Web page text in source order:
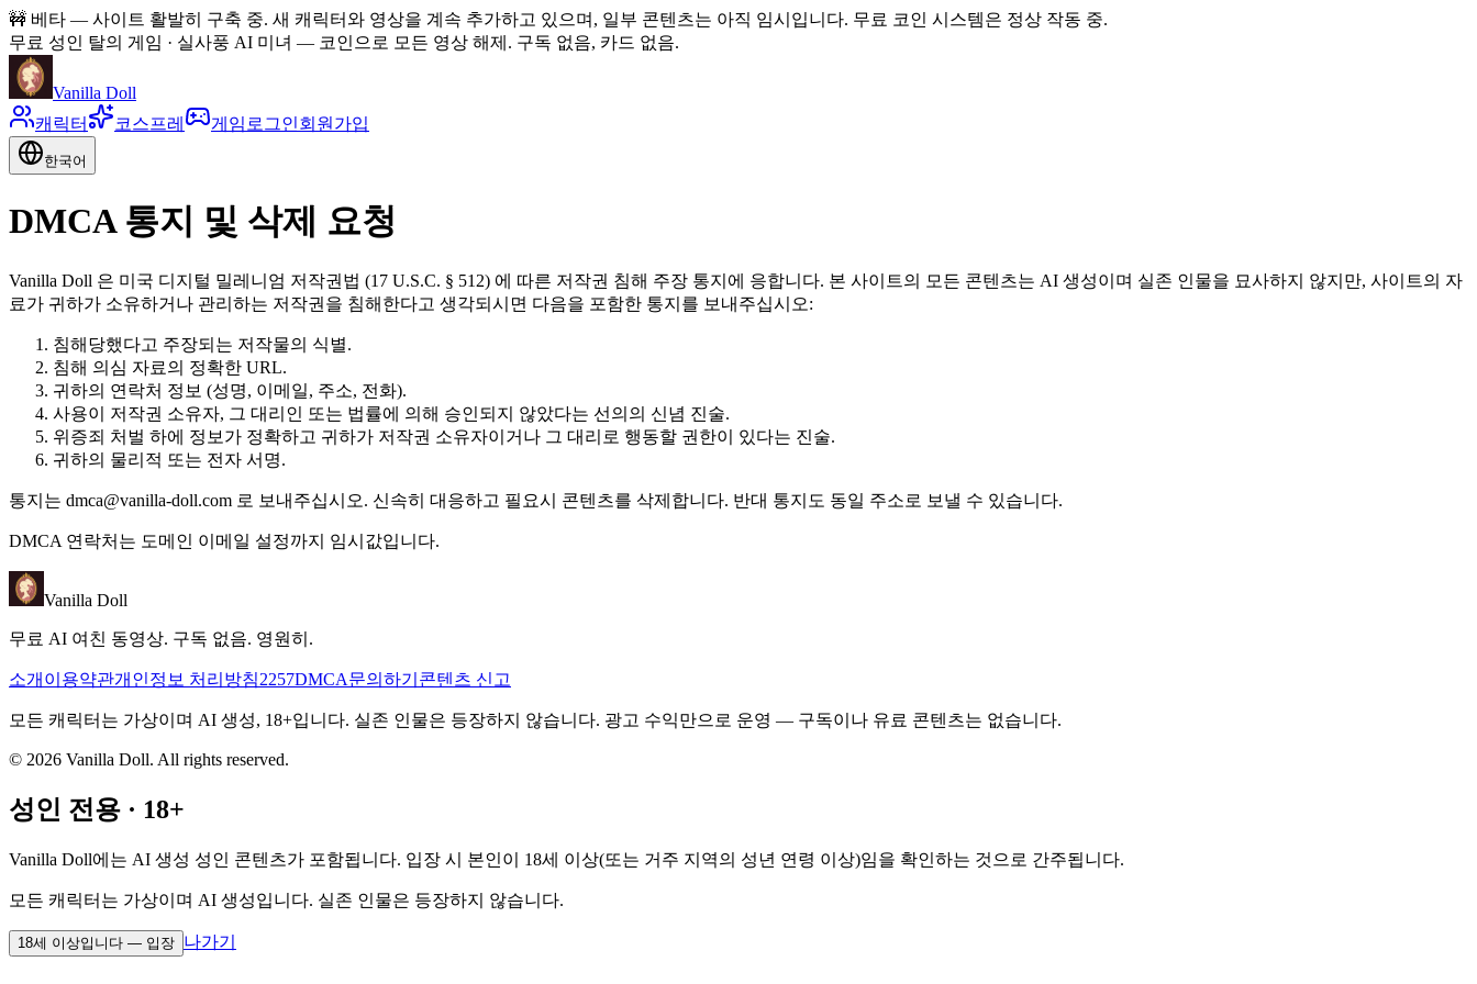
🚧 베타 — 사이트 활발히 구축 중. 새 캐릭터와 영상을 계속 추가하고 있으며, 일부 콘텐츠는 아직 임시입니다. 무료 코인 시스템은 정상 작동 중.
무료 성인 탈의 게임 · 실사풍 AI 미녀 — 코인으로 모든 영상 해제. 구독 없음, 카드 없음.
Vanilla Doll
캐릭터
코스프레 게임 로그인회원가입
한국어
DMCA 통지 및 삭제 요청
Vanilla Doll 은 미국 디지털 밀레니엄 저작권법 (17 U.S.C. § 512) 에 따른 저작권 침해 주장 통지에 응합니다. 본 사이트의 모든 콘텐츠는 AI 생성이며 실존 인물을 묘사하지 않지만, 사이트의 자
료가 귀하가 소유하거나 관리하는 저작권을 침해한다고 생각되시면 다음을 포함한 통지를 보내주십시오:
침해당했다고 주장되는 저작물의 식별.
침해 의심 자료의 정확한 URL.
귀하의 연락처 정보 (성명, 이메일, 주소, 전화).
사용이 저작권 소유자, 그 대리인 또는 법률에 의해 승인되지 않았다는 선의의 신념 진술.
위증죄 처벌 하에 정보가 정확하고 귀하가 저작권 소유자이거나 그 대리로 행동할 권한이 있다는 진술.
귀하의 물리적 또는 전자 서명.
통지는 dmca@vanilla-doll.com 로 보내주십시오. 신속히 대응하고 필요시 콘텐츠를 삭제합니다. 반대 통지도 동일 주소로 보낼 수 있습니다.
DMCA 연락처는 도메인 이메일 설정까지 임시값입니다.
Vanilla Doll
무료 AI 여친 동영상. 구독 없음. 영원히.
소개 이용약관개인정보 처리방침2257DMCA문의하기 콘텐츠 신고
모든 캐릭터는 가상이며 AI 생성, 18+입니다. 실존 인물은 등장하지 않습니다. 광고 수익만으로 운영 — 구독이나 유료 콘텐츠는 없습니다.
© 2026 Vanilla Doll. All rights reserved.
성인 전용 · 18+
Vanilla Doll에는 AI 생성 성인 콘텐츠가 포함됩니다. 입장 시 본인이 18세 이상(또는 거주 지역의 성년 연령 이상)임을 확인하는 것으로 간주됩니다.
모든 캐릭터는 가상이며 AI 생성입니다. 실존 인물은 등장하지 않습니다.
18세 이상입니다 — 입장 나가기